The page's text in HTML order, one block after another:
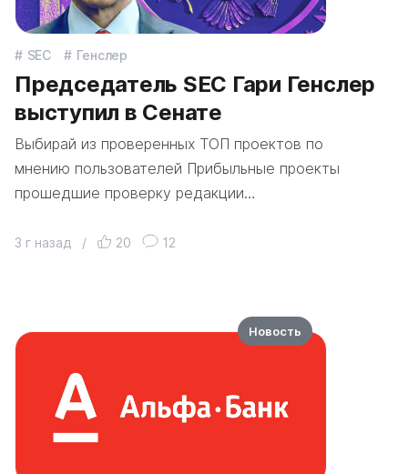
SEC Генслер
Председатель SEC Гари Генслер
выступил в Сенате
Выбирай из проверенных ТОП проектов по
мнению пользователей Прибыльные проекты
прошедшие проверку редакции…
3 г назад / 20 12
Новость